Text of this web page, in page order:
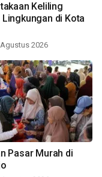
Keliling
Lingkungan di Kota
2026
Pasar Murah di